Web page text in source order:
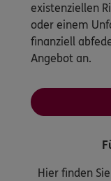
existenziellen
oder einem
finanziell
Angebot an.
Hier finden